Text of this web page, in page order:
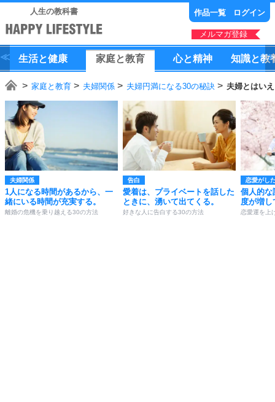
人生の教科書 作品一覧 ログイン
メルマガ登録
生活と健康 家庭と教育 心と精神 知識と教
家庭と教育 夫婦関係 夫婦円満になる30の秘訣 夫婦とはい
夫婦関係
1人になる時間があるから、一
緒にいる時間が充実する。
離婚の危機を乗り越える30の方法
告白
愛着は、プライベートを話した
ときに、湧いて出てくる。
好きな人に告白する30の方法
恋愛がし
個人的な
度が増し
恋愛運を上